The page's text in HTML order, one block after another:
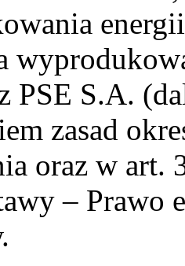
PSE S.A.
zasad
oraz w art.
– Prawo